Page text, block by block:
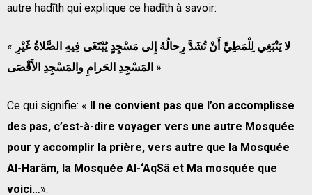
autre ḥadīth qui explique ce ḥadīth à savoir:
« لا يَنْبَغِي لِلْمَطِيِّ أَنْ تُشَدَّ رِحالُهُ إِلى مَسْجِدٍ يُبْتَغَى فِيهِ الصَّلاةُ غَيْرِ
المَسْجِدِ الحَرامِ والمَسْجِدِ الأَقْصَى »
Ce qui signifie: « Il ne convient pas que l’on accomplisse
des pas, c’est-à-dire voyager vers une autre Mosquée
pour y accomplir la prière, vers autre que la Mosquée
Al-Harâm, la Mosquée Al-‘AqSâ et Ma mosquée que
voici…».